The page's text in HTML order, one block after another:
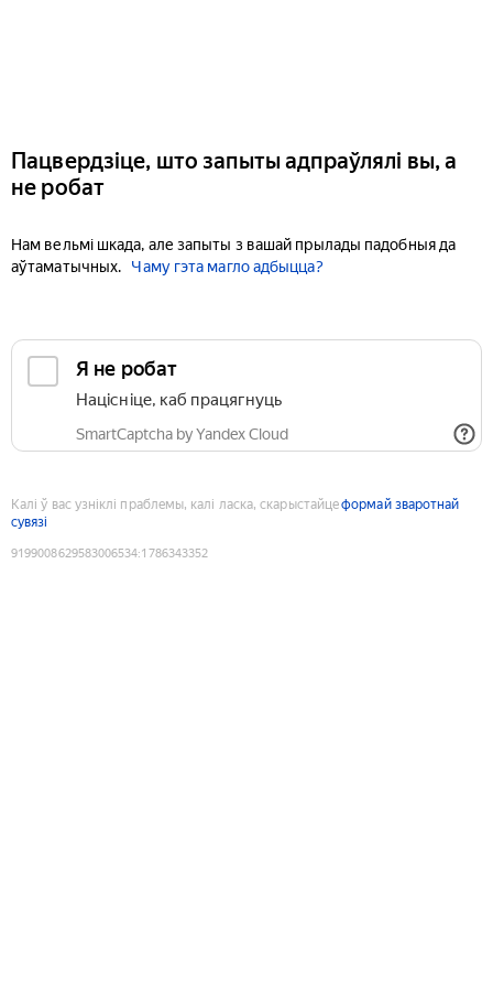
Пацвердзіце, што запыты адпраўлялі вы, а
не робат
Нам вельмі шкада, але запыты з вашай прылады падобныя да
аўтаматычных.
Чаму гэта магло адбыцца?
Я не робат
Націсніце, каб працягнуць
SmartCaptcha by Yandex Cloud
Калі ў вас узніклі праблемы, калі ласка, скарыстайцеформай зваротнай
сувязі
9199008629583006534:1786343352